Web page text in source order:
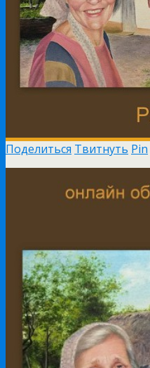
Поделиться Твитнуть Pin